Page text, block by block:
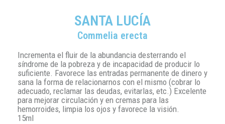
SANTA LUCÍA
Commelia erecta
Incrementa el fluir de la abundancia desterrando el
síndrome de la pobreza y de incapacidad de producir lo
suficiente. Favorece las entradas permanente de dinero y
sana la forma de relacionarnos con el mismo (cobrar lo
adecuado, reclamar las deudas, evitarlas, etc.) Excelente
para mejorar circulación y en cremas para las
hemorroides, limpia los ojos y favorece la visión.
15ml